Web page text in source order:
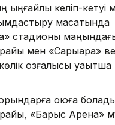
ыңғайлы келіп-кетуі
мақсатында
стадионы
мен «Сарыарқа»
қозғалысы уақытша
орындарға қоюға
«Барыс Арена»